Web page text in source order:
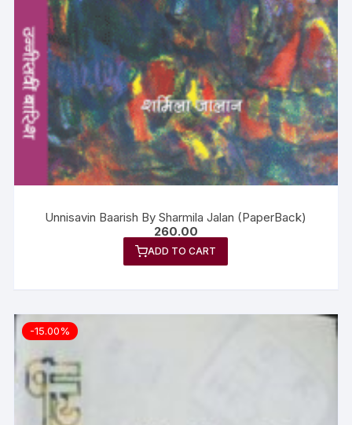
Unnisavin Baarish By Sharmila Jalan (PaperBack)
260.00
ADD TO CART
-15.00%